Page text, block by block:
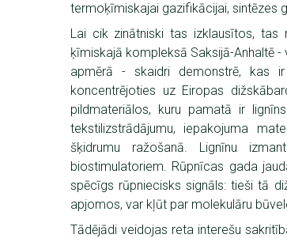
termoķīmiskajai gazifikācijai, sintēzes
Lai cik zinātniski tas izklausītos, tas
ķīmiskajā kompleksā Saksijā-Anhaltē
apmērā - skaidri demonstrē, kas
koncentrējoties uz Eiropas
pildmateriālos, kuru pamatā ir
tekstilizstrādājumu, iepakojuma
šķidrumu ražošanā. Lignīnu
biostimulatoriem. Rūpnīcas gada
spēcīgs rūpniecisks signāls: tieši tā
apjomos, var kļūt par molekulāru
Tādējādi veidojas reta interešu